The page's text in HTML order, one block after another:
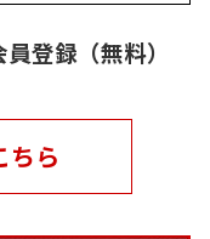
登録（無料）
ちら